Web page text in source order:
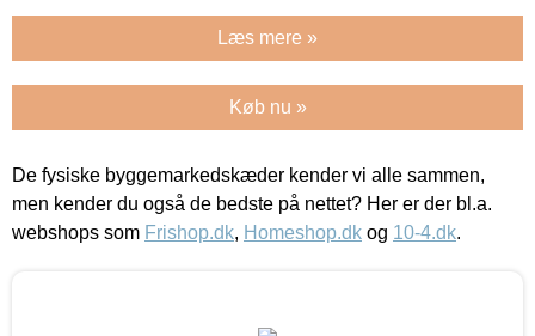
Læs mere »
Køb nu »
De fysiske byggemarkedskæder kender vi alle sammen,
men kender du også de bedste på nettet? Her er der bl.a.
webshops som Frishop.dk, Homeshop.dk og 10-4.dk.